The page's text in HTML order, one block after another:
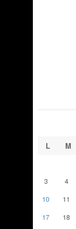
L
M
3
4
10
11
17
18